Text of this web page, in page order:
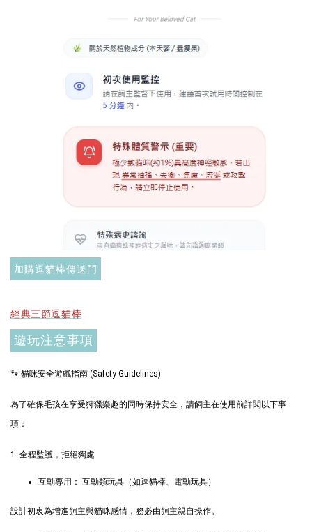
$289加購奧咪樂 紓壓玩具
Aumüller 奧咪樂
｜毛毛雪貂
NT$ 289 TWD
德國 Aumüller 奧咪樂
天蓼+纈草根 三效貓草
+119加購greenies 健綠貓貓潔牙餅
加購逗貓棒傳送門
經典三節逗貓棒
遊玩注意事項
🐾 貓咪安全遊戲指南 (Safety Guidelines)
為了確保毛孩在享受狩獵樂趣的同時保持安全，請飼主在使用前詳閱以下事
項：
1. 全程監護，拒絕獨處
互動專用： 互動類玩具（如逗貓棒、電動玩具）
設計初衷為增進飼主與貓咪感情，務必由飼主親自操作。